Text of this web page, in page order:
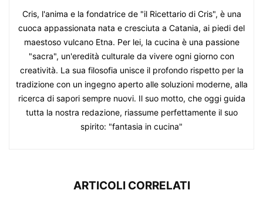
Cris, l'anima e la fondatrice de "il Ricettario di Cris", è una
cuoca appassionata nata e cresciuta a Catania, ai piedi del
maestoso vulcano Etna. Per lei, la cucina è una passione
"sacra", un'eredità culturale da vivere ogni giorno con
creatività. La sua filosofia unisce il profondo rispetto per la
tradizione con un ingegno aperto alle soluzioni moderne, alla
ricerca di sapori sempre nuovi. Il suo motto, che oggi guida
tutta la nostra redazione, riassume perfettamente il suo
spirito: "fantasia in cucina"
ARTICOLI CORRELATI